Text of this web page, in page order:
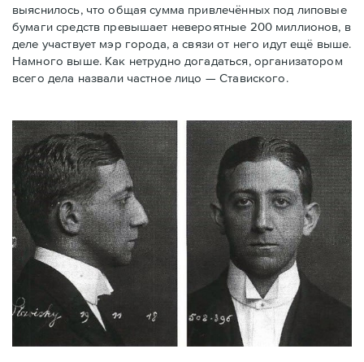
выяснилось, что общая сумма привлечённых под липовые
бумаги средств превышает невероятные 200 миллионов, в
деле участвует мэр города, a связи от него идут ещё выше.
Намного выше. Как нетрудно догадаться, организатором
всего дела назвали частное лицо — Ставиского.